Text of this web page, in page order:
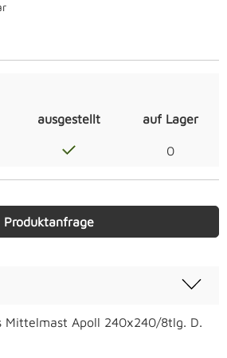
ausgestellt auf Lager
0
Produktanfrage
Mittelmast Apoll 240x240/8tlg. D.